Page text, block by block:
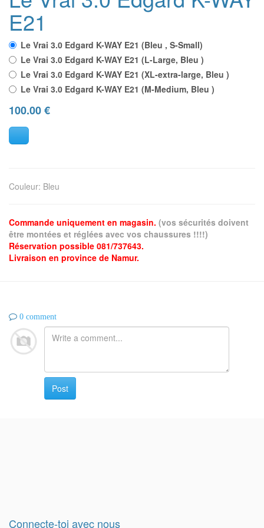
E21
Le Vrai 3.0 Edgard K-WAY E21 (Bleu , S-Small)
Le Vrai 3.0 Edgard K-WAY E21 (L-Large, Bleu )
Le Vrai 3.0 Edgard K-WAY E21 (XL-extra-large, Bleu )
Le Vrai 3.0 Edgard K-WAY E21 (M-Medium, Bleu )
100.00€
Couleur: Bleu
Commande uniquement en magasin. (vos sécurités doivent
être montées et réglées avec vos chaussures !!!!)
Réservation possible 081/737643.
Livraison en province de Namur.
0 comment
Post
Connecte-toi avec nous